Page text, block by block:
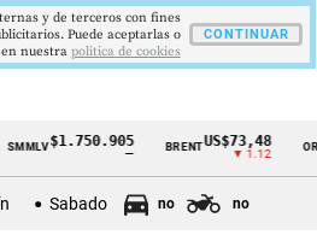
SMMLV $1.750.905
—
BRENTUS$73,48
▼ 1.12
ORO
Sabado no no
y de terceros con fines
Puede aceptarlas o
nuestra politica de cookies
CONTINUAR